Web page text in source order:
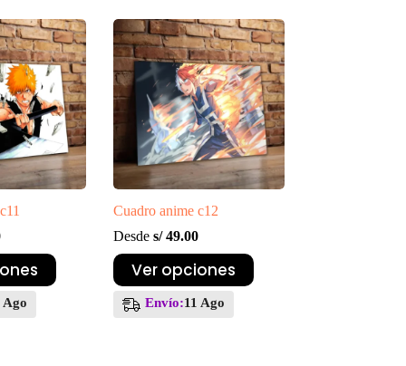
Ago
Cuadro anime c12
Desdes/49.00
Ver opciones
Este
producto
múltiplesEnvío:11 Ago